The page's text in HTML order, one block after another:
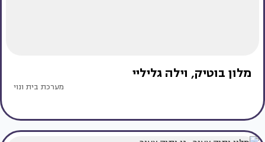
מלון בוטיק, וילה גליליי
מערכת בית ונוי